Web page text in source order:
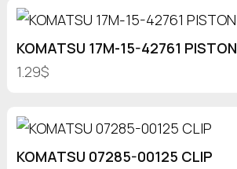
KOMATSU 17M-15-42761 PISTON
1.29$
KOMATSU 07285-00125 CLIP